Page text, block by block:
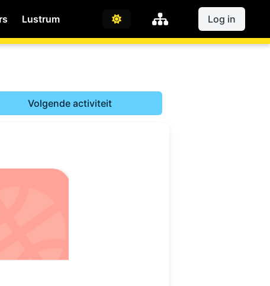
Lustrum Log in
Volgende activiteit